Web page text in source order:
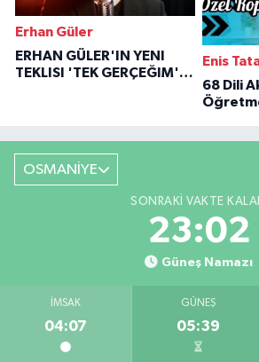
Erhan Güler
ERHAN GÜLER'IN YENI
TEKLISI 'TEK GERÇEĞIM'LE
Enis
68 Dili
OSMANİYE
SONRAKI VAKTE
23:01
Güneş Namazı
İMSAK
04:07
GÜNEŞ
05:39